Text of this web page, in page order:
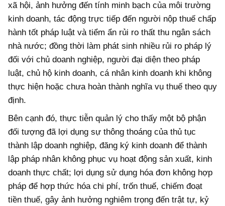
xã hội, ảnh hưởng đến tính minh bạch của môi trường
kinh doanh, tác động trực tiếp đến người nộp thuế chấp
hành tốt pháp luật và tiểm ẩn rủi ro thất thu ngân sách
nhà nước; đồng thời làm phát sinh nhiều rủi ro pháp lý
đối với chủ doanh nghiệp, người đại diện theo pháp
luật, chủ hộ kinh doanh, cá nhân kinh doanh khi không
thực hiện hoặc chưa hoàn thành nghĩa vụ thuế theo quy
định.
Bên cạnh đó, thực tiễn quản lý cho thấy một bộ phận
đối tượng đã lợi dụng sự thông thoáng của thủ tục
thành lập doanh nghiệp, đăng ký kinh doanh để thành
lập pháp nhân không phục vụ hoạt động sản xuất, kinh
doanh thực chất; lợi dụng sử dụng hóa đơn không hợp
pháp để hợp thức hóa chi phí, trốn thuế, chiếm đoạt
tiền thuế, gây ảnh hưởng nghiêm trọng đến trật tự, kỷ